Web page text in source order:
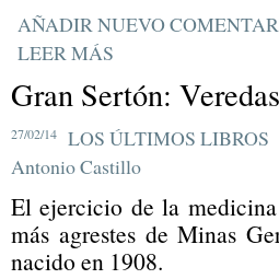
AÑADIR NUEVO
LEER MÁS
Gran Sertón: Veredas
27/02/14
LOS ÚLTIMOS LIBROS
Antonio Castillo
El ejercicio de la medicina
más agrestes de Minas
nacido en 1908.